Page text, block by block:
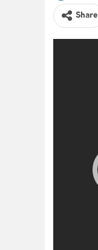
Share